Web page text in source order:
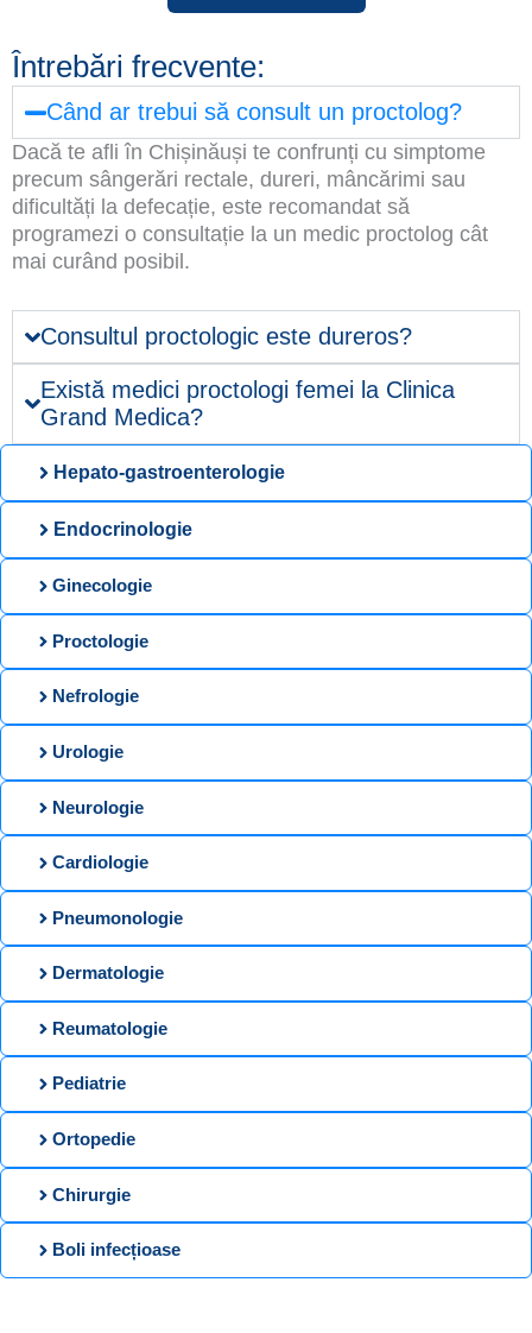
Hepato-gastroenterologie
Endocrinologie
Ginecologie
Proctologie
Nefrologie
Urologie
Neurologie
Cardiologie
Pneumonologie
Dermatologie
Reumatologie
Pediatrie
Ortopedie
Chirurgie
Boli infecțioase
Întrebări frecvente:
Când ar trebui să consult un proctolog?
Dacă te afli în Chișinăuși te confrunți cu simptome
precum sângerări rectale, dureri, mâncărimi sau
dificultăți la defecație, este recomandat să
programezi o consultație la un medic proctolog cât
mai curând posibil.
Consultul proctologic este dureros?
Există medici proctologi femei la Clinica
Grand Medica?